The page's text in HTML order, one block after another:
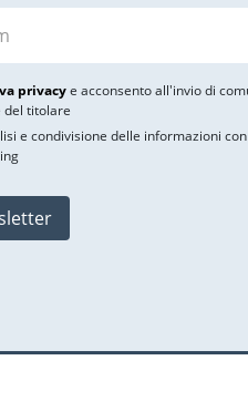
privacye acconsento all'invio di
del titolare
e condivisione delle informazioni